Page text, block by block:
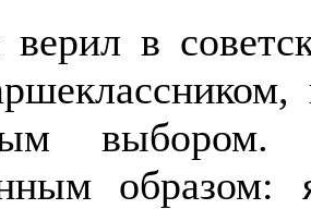
верил в